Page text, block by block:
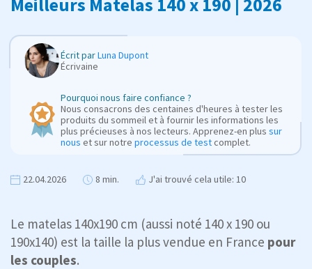
Écrit parLuna Dupont
Écrivaine
Pourquoi nous faire confiance ?
Nous consacrons des centaines d'heures à tester les
produits du sommeil et à fournir les informations les
plus précieuses à nos lecteurs. Apprenez-en plus sur
nous et sur notre processus de testcomplet.
22.04.2026 8 min. J'ai trouvé cela utile: 10
Le matelas 140x190 cm (aussi noté 140 x 190 ou
190x140) est la taille la plus vendue en France pour
les couples.